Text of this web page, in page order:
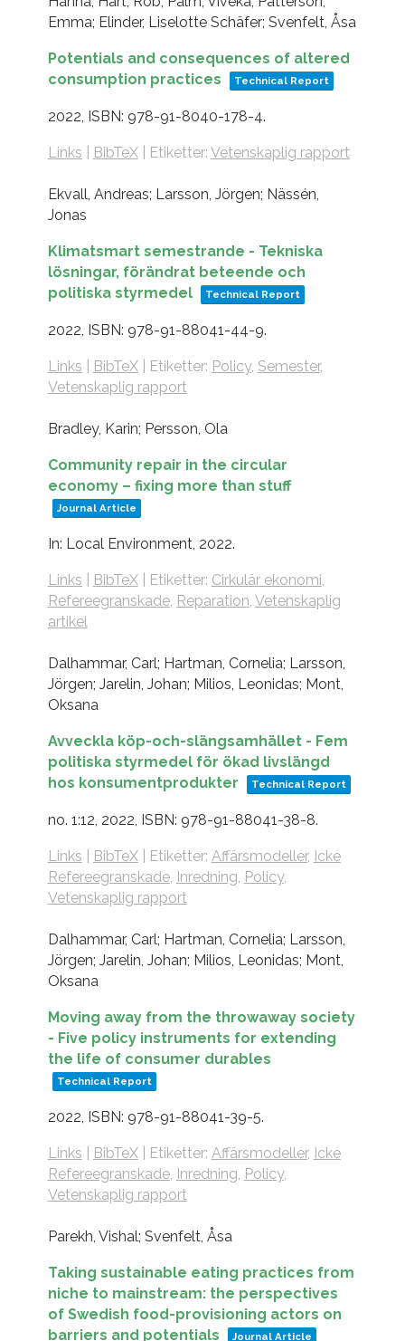
Emma; Elinder, Liselotte Schäfer; Svenfelt, Åsa
Potentials and consequences of altered
consumption practices
Technical Report
2022, ISBN: 978-91-8040-178-4.
Links BibTeX| Etiketter: Vetenskaplig rapport
Ekvall, Andreas; Larsson, Jörgen; Nässén,
Jonas
Klimatsmart semestrande - Tekniska
lösningar, förändrat beteende och
politiska styrmedel
Technical Report
2022, ISBN: 978-91-88041-44-9.
Links BibTeX| Etiketter: Policy, Semester,
Vetenskaplig rapport
Bradley, Karin; Persson, Ola
Community repair in the circular
economy – fixing more than stuff
Journal Article
In: Local Environment, 2022.
Links BibTeX| Etiketter: Cirkulär ekonomi,
Refereegranskade, Reparation, Vetenskaplig
artikel
Dalhammar, Carl; Hartman, Cornelia; Larsson,
Jörgen; Jarelin, Johan; Milios, Leonidas; Mont,
Oksana
Avveckla köp-och-slängsamhället - Fem
politiska styrmedel för ökad livslängd
hos konsumentprodukter
Technical Report
no. 1:12, 2022, ISBN: 978-91-88041-38-8.
Links BibTeX| Etiketter: Affärsmodeller, Icke
Refereegranskade, Inredning, Policy,
Vetenskaplig rapport
Dalhammar, Carl; Hartman, Cornelia; Larsson,
Jörgen; Jarelin, Johan; Milios, Leonidas; Mont,
Oksana
Moving away from the throwaway society
- Five policy instruments for extending
the life of consumer durables
Technical Report
2022, ISBN: 978-91-88041-39-5.
Links BibTeX| Etiketter: Affärsmodeller, Icke
Refereegranskade, Inredning, Policy,
Vetenskaplig rapport
Parekh, Vishal; Svenfelt, Åsa
Taking sustainable eating practices from
niche to mainstream: the perspectives
of Swedish food-provisioning actors on
barriers and potentials
Journal Article